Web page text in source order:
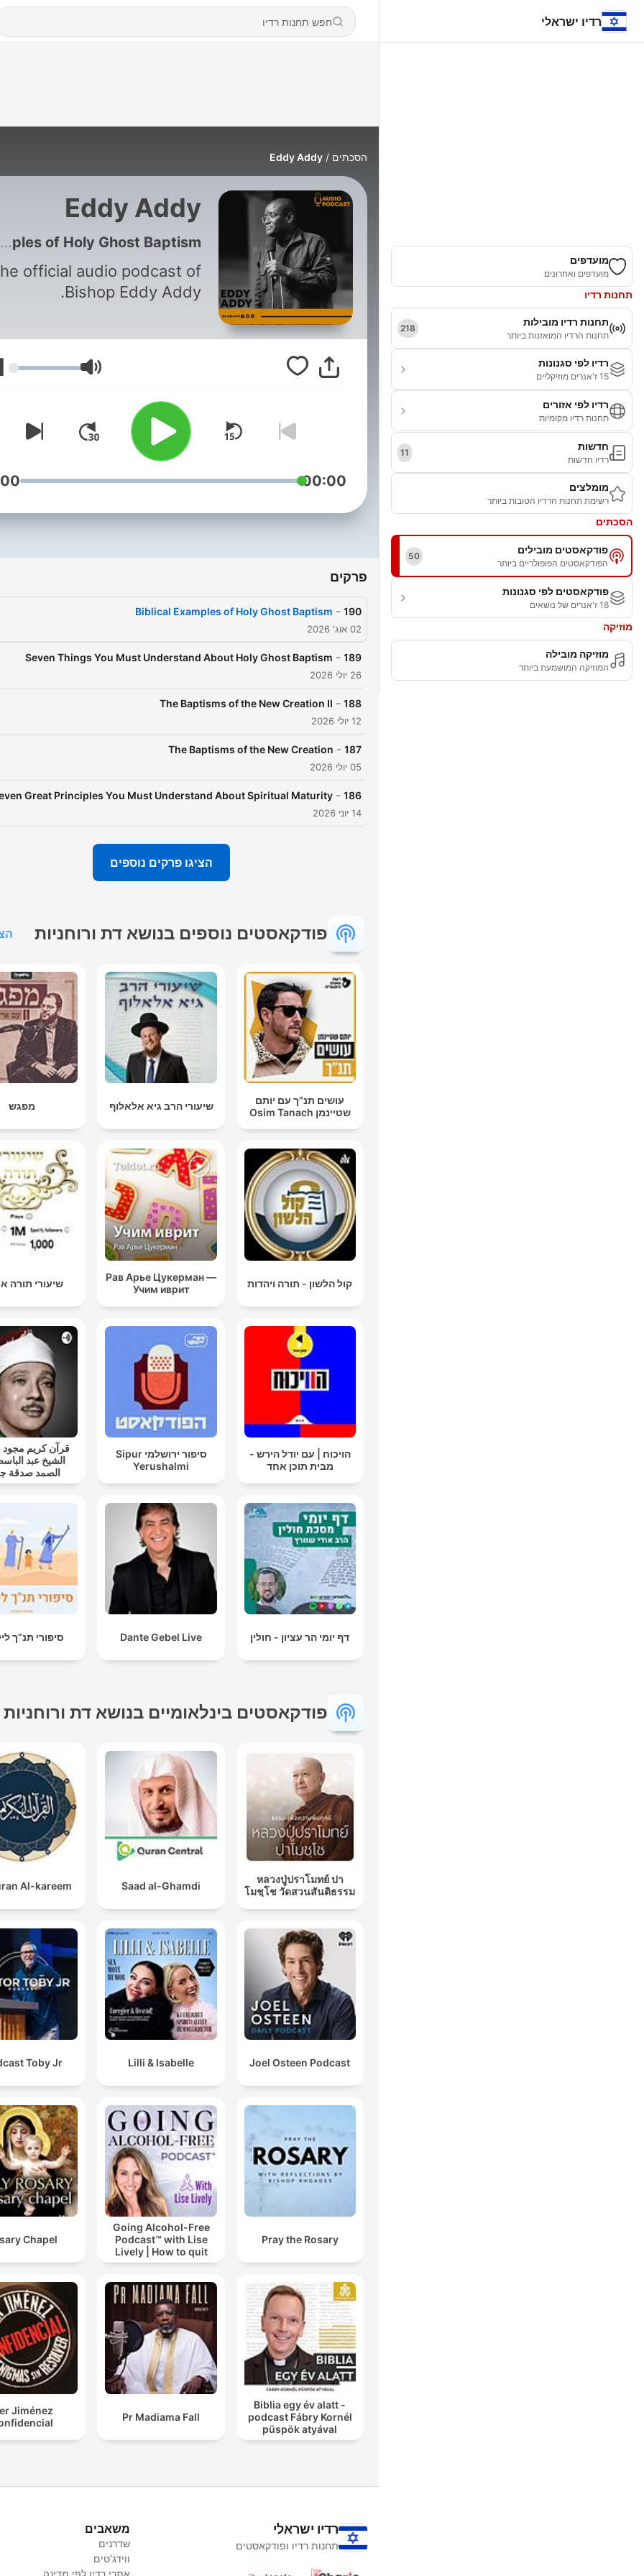
רדיו ישראלי
מועדפים
מועדפים ואחרונים
תחנות רדיו
תחנות רדיו מובילות
תחנות הרדיו המואזנות ביותר
218
רדיו לפי סגנונות
15 ז'אנרים מוזיקליים
רדיו לפי אזורים
תחנות רדיו מקומיות
חדשות
רדיו חדשות
11
מומלצים
רשימת תחנות הרדיו הטובות ביותר
הסכתים
פודקאסטים מובילים
הפודקאסטים הפופולריים ביותר
50
פודקאסטים לפי סגנונות
18 ז'אנרים של נושאים
מוזיקה
מוזיקה מובילה
המוזיקה המושמעת ביותר
הסכתים Eddy Addy
Eddy Addy
190 - Biblical Examples of Holy Ghost Baptism
official audio podcast of
Bishop Eddy Addy.
עוצמת שמע
00:00
פרקים
190
-
Biblical Examples of Holy Ghost Baptism
02 אוג' 2026
189
-
Seven Things You Must Understand About Holy Ghost Baptism
26 יולי 2026
188
-
The Baptisms of the New Creation II
12 יולי 2026
187
-
The Baptisms of the New Creation
05 יולי 2026
186
-
Great Principles You Must Understand About Spiritual Maturity
14 יוני 2026
הציגו פרקים נוספים
פודקאסטים נוספים בנושא דת ורוחניות
עושים תנ"ך עם יותם
שטיינמן Osim Tanach
שיעורי הרב גיא אלאלוף מפגש
קול הלשון - תורה ויהדות
Рав Арье Цукерман —
Учим иврит
שיעורי תורה
הויכוח | עם יודל הירש -
מבית תוכן אחד
סיפור ירושלמי Sipur
Yerushalmi
قرآن كريم
الشيخ عبد
الصمد صدقة
דף יומי הר עציון - חולין Dante Gebel Live סיפורי תנ”ך
פודקאסטים בינלאומיים בנושא דת ורוחניות
หลวงปู่ปราโมทย์ ปา
โมชฺโช วัดสวนสันติธรรม
Saad al-Ghamdi
Al-kareem
Joel Osteen Podcast
Lilli & Isabelle
Toby Jr.
Pray the Rosary
Going Alcohol-Free
Podcast™ with Lise
Lively | How to quit
drinking alcohol
Chapel
Biblia egy év alatt -
podcast Fábry Kornél
püspök atyával
Pr Madiama Fall
Jiménez
רדיו ישראלי
תחנות רדיו ופודקאסטים
משאבים
שדרנים
ווידג'טים
אתרי רדיו לפי מדינה